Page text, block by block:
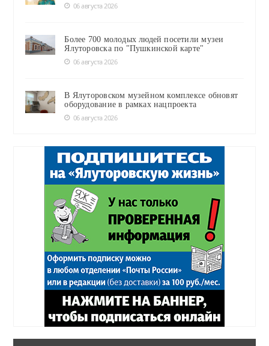
06 августа 2026
Более 700 молодых людей посетили музеи
Ялуторовска по "Пушкинской карте"
06 августа 2026
В Ялуторовском музейном комплексе обновят
оборудование в рамках нацпроекта
06 августа 2026